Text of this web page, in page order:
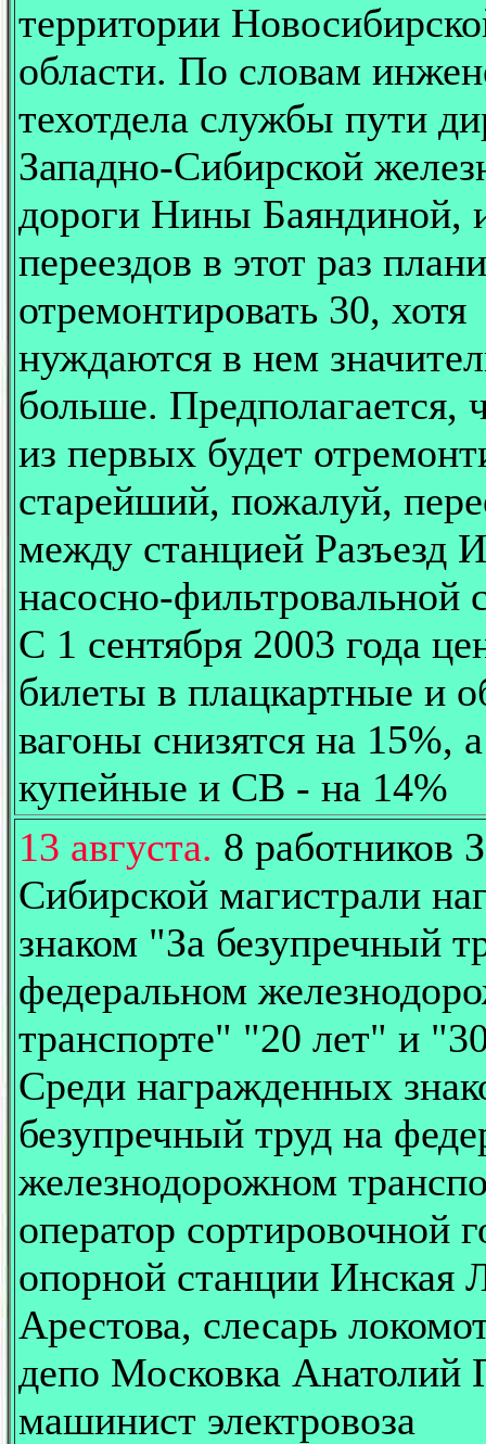
территории
области. По словам
техотдела службы пути
Западно-Сибирской
дороги Нины Баяндиной,
переездов в этот раз
отремонтировать 30, хотя
нуждаются в нем
больше. Предполагается,
из первых будет
старейший, пожалуй,
между станцией Разъезд
насосно-фильтровальной
С 1 сентября 2003 года
билеты в плацкартные и
вагоны снизятся на 15%,
купейные и СВ - на 14%
13 августа. 8 работников
Сибирской магистрали
знаком "За безупречный
федеральном
транспорте" "20 лет" и
Среди награжденных
безупречный труд на
железнодорожном
оператор сортировочной
опорной станции Инская
Арестова, слесарь
депо Московка Анатолий
машинист электровоза